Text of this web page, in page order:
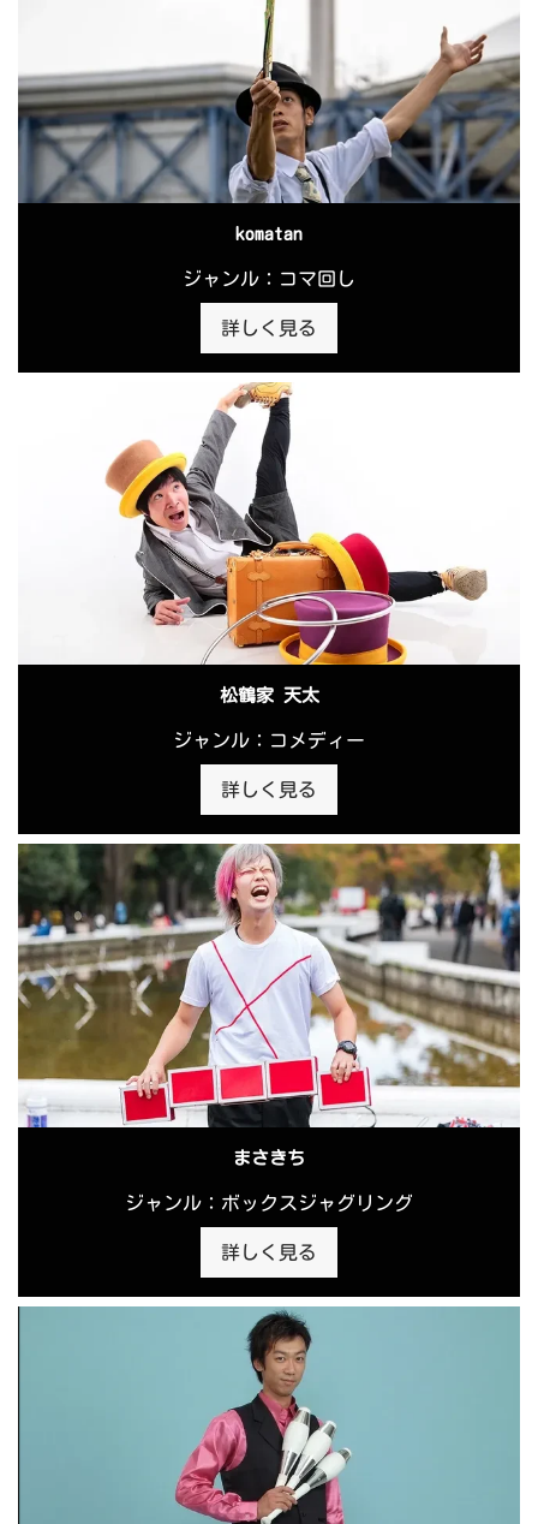
komatan
ジャンル：コマ回し
詳しく見る
松鶴家 天太
ジャンル：コメディー
詳しく見る
まさきち
ジャンル：ボックスジャグリング
詳しく見る